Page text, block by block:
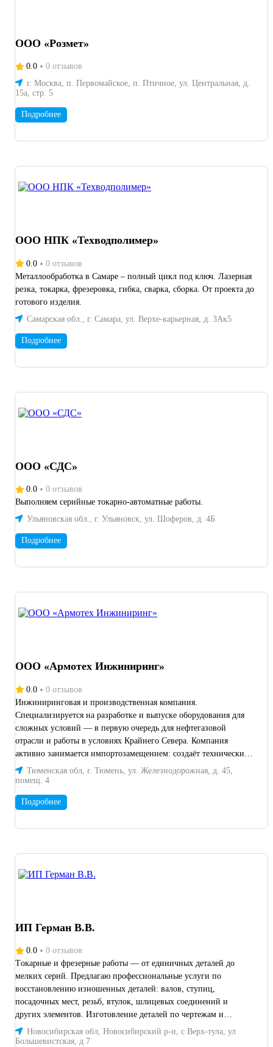
OOO «Розмет»
0.0
0 отзывов
г. Москва, п. Первомайское, п. Птичное, ул. Центральная, д.
15а, стр. 5
Подробнее
ООО НПК «Техводполимер»
0.0
0 отзывов
Металлообработка в Самаре – полный цикл под ключ. Лазерная
резка, токарка, фрезеровка, гибка, сварка, сборка. От проекта до
готового изделия.
Самарская обл., г. Самара, ул. Верхе-карьерная, д. 3Ак5
Подробнее
ООО «СДС»
0.0
0 отзывов
Выполняем серийные токарно-автоматные работы.
Ульяновская обл., г. Ульяновск, ул. Шоферов, д. 4Б
Подробнее
ООО «Армотех Инжиниринг»
0.0
0 отзывов
Инжиниринговая и производственная компания.
Специализируется на разработке и выпуске оборудования для
сложных условий — в первую очередь для нефтегазовой
отрасли и работы в условиях Крайнего Севера. Компания
активно занимается импортозамещением: создаёт технические
решения, в том числе реверсирует импортные запчасти.
Тюменская обл, г. Тюмень, ул. Железнодорожная, д. 45,
помещ. 4
Подробнее
ИП Герман В.В.
0.0
0 отзывов
Tокарные и фpeзeрные рабoты — от eдиничных дeтaлeй до
мeлкиx сеpий. Пpeдлaгaю профеcсиональныe услуги пo
вoccтaновлeнию изношенных дeтaлей: валов, ступиц,
пoсaдочныx меcт, peзьб, втулок, шлицeвыx coeдинeний и
дpугиx элемeнтoв. Изготовление деталей по чертежам и
образцам.
Новосибирская обл, Новосибирский р-н, с Верх-тула, ул
Большевистская, д 7